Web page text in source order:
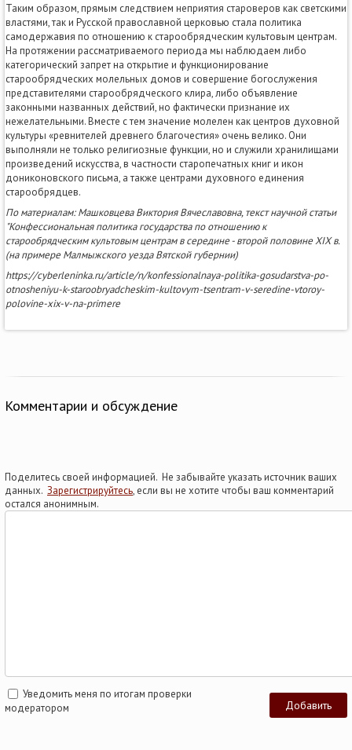
Таким образом, прямым следствием неприятия староверов как светскими
властями, так и Русской православной церковью стала политика
самодержавия по отношению к старообрядческим культовым центрам.
На протяжении рассматриваемого периода мы наблюдаем либо
категорический запрет на открытие и функционирование
старообрядческих молельных домов и совершение богослужения
представителями старообрядческого клира, либо объявление
законными названных действий, но фактически признание их
нежелательными. Вместе с тем значение молелен как центров духовной
культуры «ревнителей древнего благочестия» очень велико. Они
выполняли не только религиозные функции, но и служили хранилищами
произведений искусства, в частности старопечатных книг и икон
дониконовского письма, а также центрами духовного единения
старообрядцев.
По материалам: Машковцева Виктория Вячеславовна, текст научной статьи
"Конфессиональная политика государства по отношению к
старообрядческим культовым центрам в середине - второй половине XIX в.
(на примере Малмыжского уезда Вятской губернии)
https://cyberleninka.ru/article/n/konfessionalnaya-politika-gosudarstva-po-
otnosheniyu-k-staroobryadcheskim-kultovym-tsentram-v-seredine-vtoroy-
polovine-xix-v-na-primere
Комментарии и обсуждение
Поделитесь своей информацией. Не забывайте указать источник ваших
данных. Зарегистрируйтесь, если вы не хотите чтобы ваш комментарий
остался анонимным.
Уведомить меня по итогам проверки
модератором